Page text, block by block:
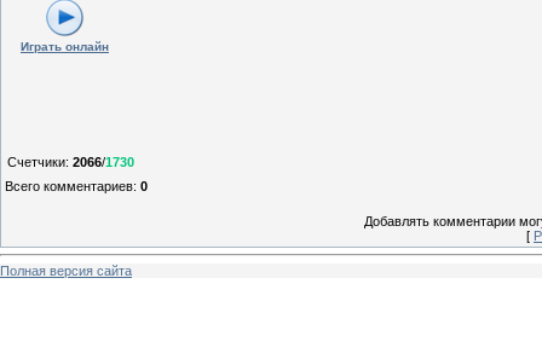
Играть онлайн
Счетчики: 2066/1730
Всего комментариев: 0
Добавлять комментарии
[
Полная версия сайта